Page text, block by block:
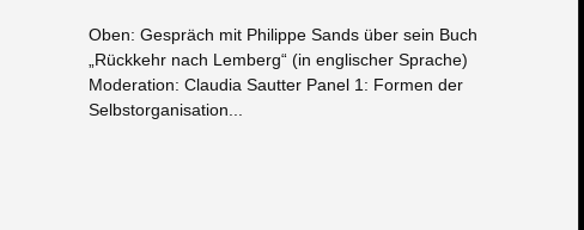
Oben: Gespräch mit Philippe Sands über sein Buch
„Rückkehr nach Lemberg“ (in englischer Sprache)
Moderation: Claudia Sautter Panel 1: Formen der
Selbstorganisation...